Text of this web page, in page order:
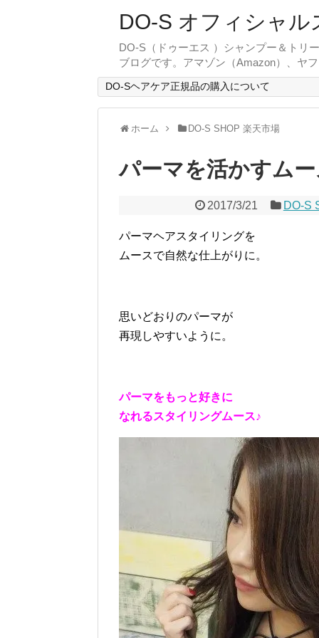
DO-S オフィシャル
DO-S（ドゥーエス ）シャンプー＆トリ
ブログです。アマゾン（Amazon）、ヤ
DO-Sヘアケア正規品の購入について
ホーム DO-S SHOP 楽天市場
パーマを活かすム
2017/3/21 DO-S
パーマヘアスタイリングを
ムースで自然な仕上がりに。
思いどおりのパーマが
再現しやすいように。
パーマをもっと好きに
なれるスタイリングムース♪